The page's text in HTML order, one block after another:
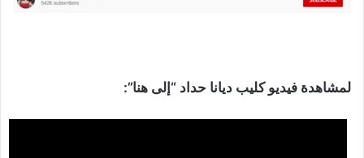
لمشاهدة فيديو كليب ديانا حداد “إلى هنا”: